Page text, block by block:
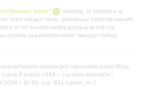
zakup"
oznacza, że jesteśmy w
który zakupił towar, posiadając konto na naszym
w ten sposób osobę piszącą opinię czy
używała za pośrednictwem naszego sklepu.
opisów jest zabronione przez Sklep
dnia 4 lutego 1994 r. o prawie autorskim i
2006 r. Nr 90, poz. 631 z późn. zm.)